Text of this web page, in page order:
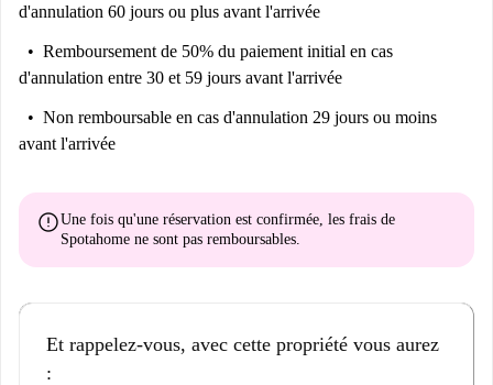
d'annulation 60 jours ou plus avant l'arrivée
Remboursement de 50% du paiement initial en cas
d'annulation entre 30 et 59 jours avant l'arrivée
Non remboursable en cas d'annulation 29 jours ou moins
avant l'arrivée
errorUne fois qu'une réservation est confirmée, les frais de
Spotahome ne sont pas remboursables
Et rappelez-vous, avec cette propriété vous aurez
: